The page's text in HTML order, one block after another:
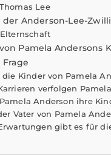
Lee
Anderson-Lee-
Pamela Andersons
Kinder von Pamela
verfolgen
Anderson ihre
Vater von Pamela
gibt es für